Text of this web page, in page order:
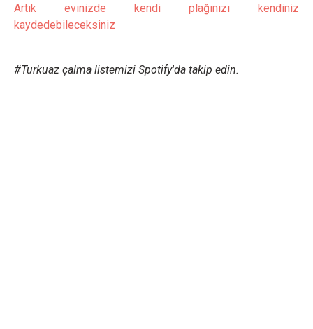
Artık evinizde kendi plağınızı kendiniz
kaydedebileceksiniz
#Turkuaz çalma listemizi Spotify'da takip edin.